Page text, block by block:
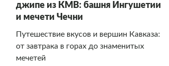
джипе из КМВ: башня Ингушетии
и мечети Чечни
Путешествие вкусов и вершин Кавказа:
от завтрака в горах до знаменитых
мечетей